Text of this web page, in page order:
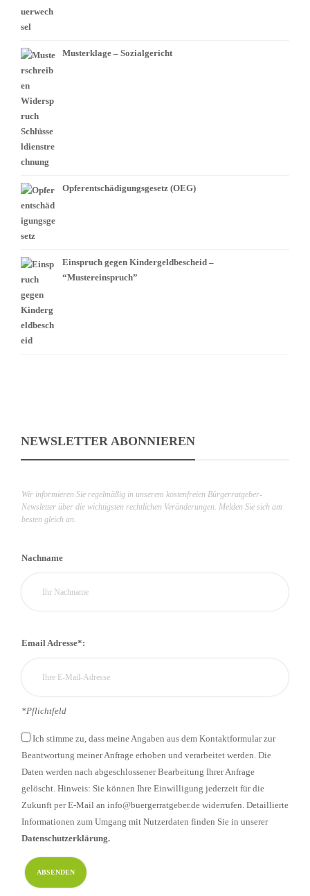
Musterklage – Sozialgericht
Opferentschädigungsgesetz (OEG)
Einspruch gegen Kindergeldbescheid –
“Mustereinspruch”
NEWSLETTER ABONNIEREN
Wir informieren Sie regelmäßig in unserem kostenfreien Bürgerratgeber-
Newsletter über die wichtigsten rechtlichen Veränderungen. Melden Sie sich am
besten gleich an.
Nachname
Email Adresse*:
*Pflichtfeld
Ich stimme zu, dass meine Angaben aus dem Kontaktformular zur
Beantwortung meiner Anfrage erhoben und verarbeitet werden. Die
Daten werden nach abgeschlossener Bearbeitung Ihrer Anfrage
gelöscht. Hinweis: Sie können Ihre Einwilligung jederzeit für die
Zukunft per E-Mail an info@buergerratgeber.de widerrufen. Detaillierte
Informationen zum Umgang mit Nutzerdaten finden Sie in unserer
Datenschutzerklärung.